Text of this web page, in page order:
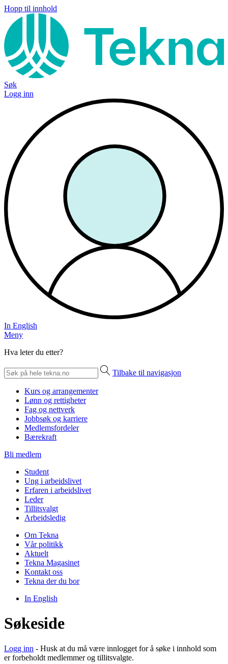
Hopp til innhold
Søk
Logg inn
In English
Meny
Hva leter du etter?
Tilbake til navigasjon
Kurs og arrangementer
Lønn og rettigheter
Fag og nettverk
Jobbsøk og karriere
Medlemsfordeler
Bærekraft
Bli medlem
Student
Ung i arbeidslivet
Erfaren i arbeidslivet
Leder
Tillitsvalgt
Arbeidsledig
Om Tekna
Vår politikk
Aktuelt
Tekna Magasinet
Kontakt oss
Tekna der du bor
In English
Søkeside
Logg inn - Husk at du må være innlogget for å søke i innhold som
er forbeholdt medlemmer og tillitsvalgte.